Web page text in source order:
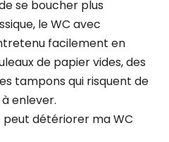
se boucher plus
le WC avec
facilement en
de papier vides, des
tampons qui risquent de
enlever.
détériorer ma WC